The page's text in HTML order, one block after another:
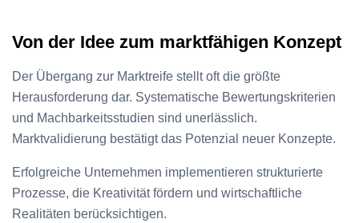
Von der Idee zum marktfähigen Konzept
Der Übergang zur Marktreife stellt oft die größte
Herausforderung dar. Systematische Bewertungskriterien
und Machbarkeitsstudien sind unerlässlich.
Marktvalidierung bestätigt das Potenzial neuer Konzepte.
Erfolgreiche Unternehmen implementieren strukturierte
Prozesse, die Kreativität fördern und wirtschaftliche
Realitäten berücksichtigen.